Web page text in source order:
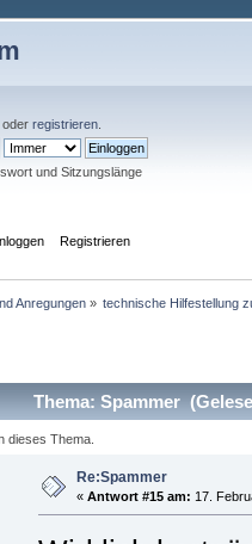
oder registrieren
und Sitzungslänge
Registrieren
Anregungen» technische Hilfestellung
Thema: Spammer
dieses Thema.
Re:Spammer
« Antwort #15 am: 17.